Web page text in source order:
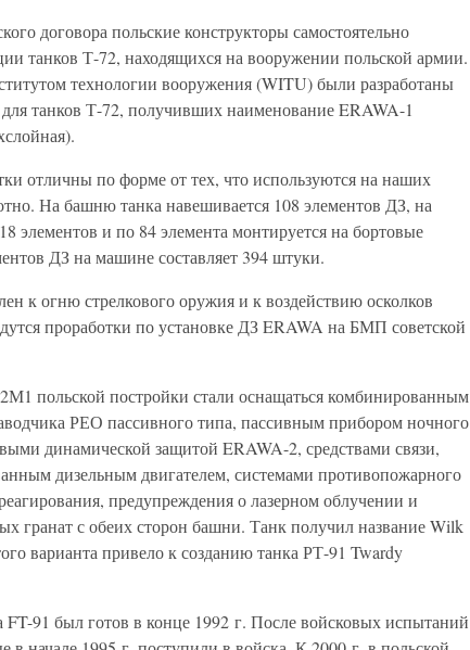
договора польские конструкторы самостоятельно
танков Т-72, находящихся на вооружении польской армии.
технологии вооружения (WITU) были разработаны
танков Т-72, получивших наименование ERAWA-1
отличны по форме от тех, что используются на наших
На башню танка навешивается 108 элементов ДЗ, на
элементов и по 84 элемента монтируется на бортовые
ДЗ на машине составляет 394 штуки.
к огню стрелкового оружия и к воздействию осколков
проработки по установке ДЗ ERAWA на БМП советской
польской постройки стали оснащаться комбинированным
РЕО пассивного типа, пассивным прибором ночного
динамической защитой ERAWA-2, средствами связи,
дизельным двигателем, системами противопожарного
предупреждения о лазерном облучении и
гранат с обеих сторон башни. Танк получил название Wilk
варианта привело к созданию танка РТ-91 Twardy
91 был готов в конце 1992 г. После войсковых испытаний